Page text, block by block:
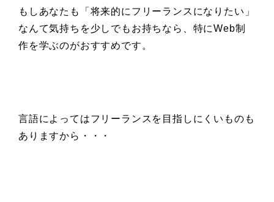
もしあなたも「将来的にフリーランスになりたい」
なんて気持ちを少しでもお持ちなら、特にWeb制
作を学ぶのがおすすめです。
言語によってはフリーランスを目指しにくいものも
ありますから・・・